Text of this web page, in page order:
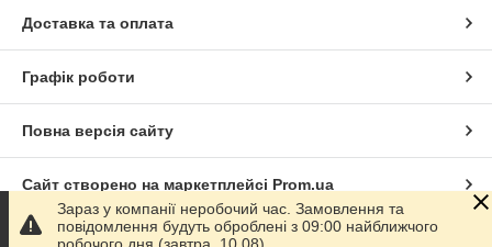
Доставка та оплата
Графік роботи
Повна версія сайту
Сайт створено на маркетплейсі Prom.ua
Політика конфіденційності
Зараз у компанії неробочий час. Замовлення та
повідомлення будуть оброблені з 09:00 найближчого